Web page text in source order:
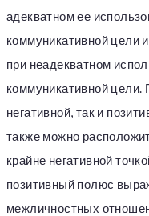
адекватном ее
коммуникативной цели
при неадекватном
коммуникативной цели.
негативной, так и
также можно
крайне негативной
позитивный полюс
межличностных